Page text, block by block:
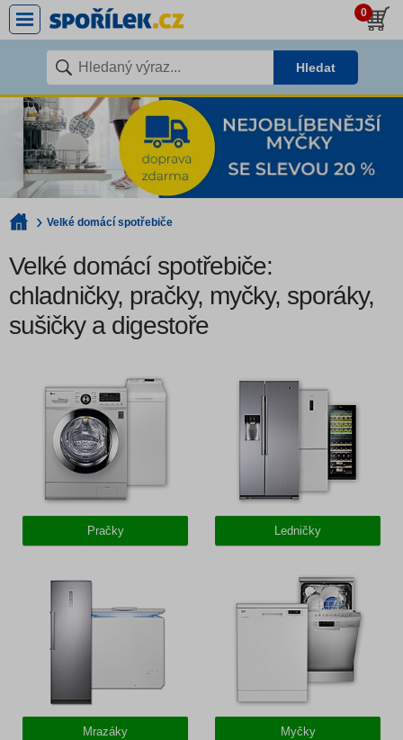
0
Hledat
Velké domácí spotřebiče
Velké domácí spotřebiče:
chladničky, pračky, myčky, sporáky,
sušičky a digestoře
Pračky Ledničky
Mrazáky Myčky